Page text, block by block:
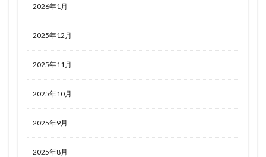
2026年1月
2025年12月
2025年11月
2025年10月
2025年9月
2025年8月